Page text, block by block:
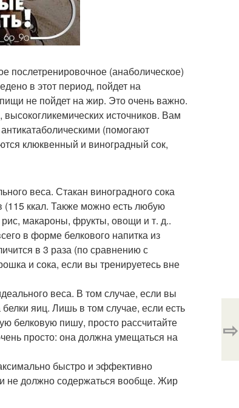
послетренировочное (анаболическое)
в этот период, пойдет на
не пойдет на жир. Это очень важно.
источников. Вам
(помогают
клюквенный и виноградный сок,
веса. Стакан виноградного сока
(115 ккал. Также можно есть любую
макароны, фрукты, овощи и т. д..
в форме белкового напитка из
в 3 раза (по сравнению с
и сока, если вы тренируетесь вне
веса. В том случае, если вы
яиц. Лишь в том случае, если есть
белковую пишу, просто рассчитайте
просто: она должна умещаться на
быстро и эффективно
не должно содержаться вообще. Жир
⇨